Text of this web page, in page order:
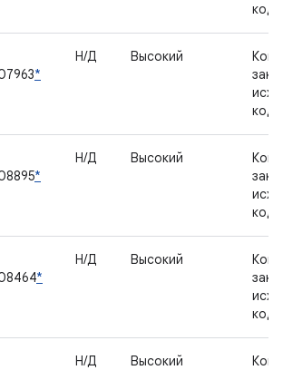
*
Н/Д Высокий
*
Н/Д Высокий
*
Н/Д Высокий
Н/Д Высокий